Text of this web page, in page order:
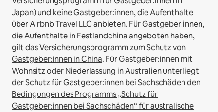
Japan) und keine Gastgeber:innen, die Aufenthalte
über Airbnb Travel LLC anbieten. Für Gastgeber:innen,
die Aufenthalte in Festlandchina angeboten haben,
gilt dasVersicherungsprogramm zum Schutz von
Gastgeber:innen in China. Für Gastgeber:innen mit
Wohnsitz oder Niederlassung in Australien unterliegt
der Schutz für Gastgeber:innen bei Sachschäden den
Bedingungen des Programms „Schutz für
Gastgeber:innen bei Sachschäden“ für australische